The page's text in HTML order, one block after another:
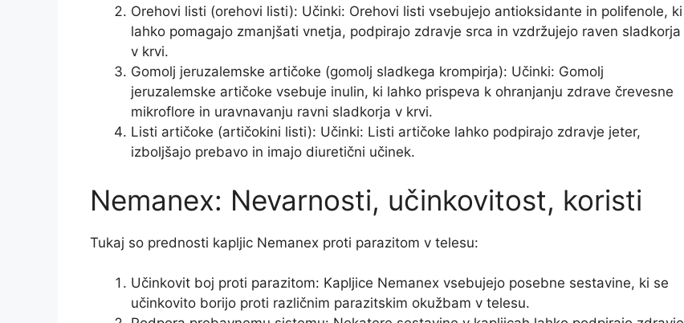
Orehovi listi (orehovi listi): Učinki: Orehovi listi vsebujejo antioksidante in polifenole, ki
lahko pomagajo zmanjšati vnetja, podpirajo zdravje srca in vzdržujejo raven sladkorja
v krvi.
Gomolj jeruzalemske artičoke (gomolj sladkega krompirja): Učinki: Gomolj
jeruzalemske artičoke vsebuje inulin, ki lahko prispeva k ohranjanju zdrave črevesne
mikroflore in uravnavanju ravni sladkorja v krvi.
Listi artičoke (artičokini listi): Učinki: Listi artičoke lahko podpirajo zdravje jeter,
izboljšajo prebavo in imajo diuretični učinek.
Nemanex: Nevarnosti, učinkovitost, koristi
Tukaj so prednosti kapljic Nemanex proti parazitom v telesu:
Učinkovit boj proti parazitom: Kapljice Nemanex vsebujejo posebne sestavine, ki se
učinkovito borijo proti različnim parazitskim okužbam v telesu.